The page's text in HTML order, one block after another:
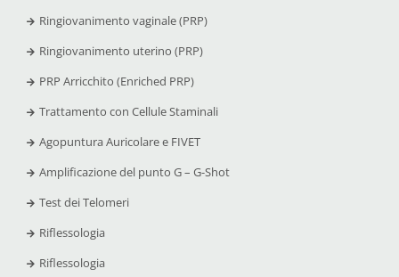
Ringiovanimento vaginale (PRP)
Ringiovanimento uterino (PRP)
PRP Arricchito (Enriched PRP)
Trattamento con Cellule Staminali
Agopuntura Auricolare e FIVET
Amplificazione del punto G – G-Shot
Test dei Telomeri
Riflessologia
Riflessologia